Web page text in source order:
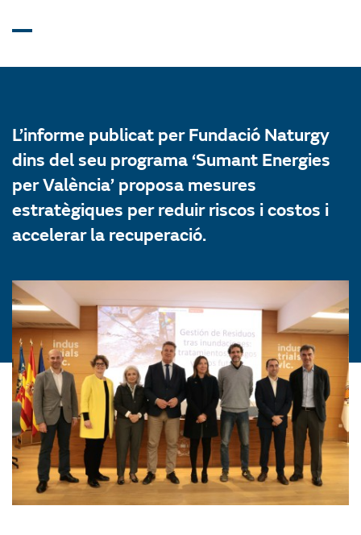
L’informe publicat per Fundació Naturgy
dins del seu programa ‘Sumant Energies
per València’ proposa mesures
estratègiques per reduir riscos i costos i
accelerar la recuperació.